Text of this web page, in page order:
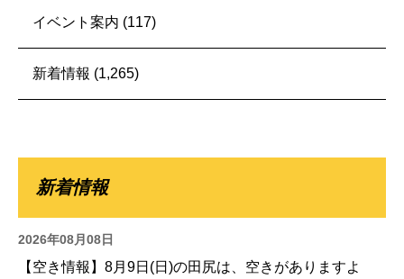
イベント案内 (117)
新着情報 (1,265)
新着情報
2026年08月08日
【空き情報】8月9日(日)の田尻は、空きがありますよ